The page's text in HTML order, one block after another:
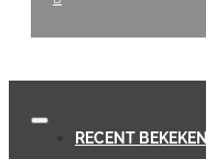
RECENT BEKEKEN